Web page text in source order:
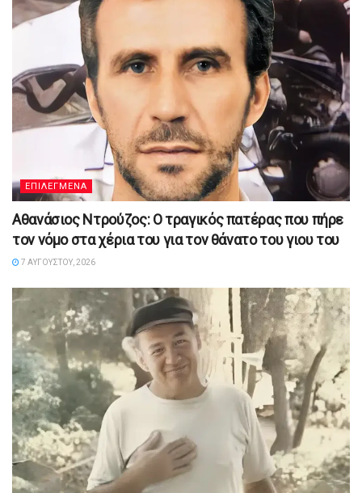
ΕΠΙΛΕΓΜΕΝΑ
Αθανάσιος Ντρούζος: Ο τραγικός πατέρας που πήρε
τον νόμο στα χέρια του για τον θάνατο του γιου του
7 ΑΥΓΟΎΣΤΟΥ, 2026